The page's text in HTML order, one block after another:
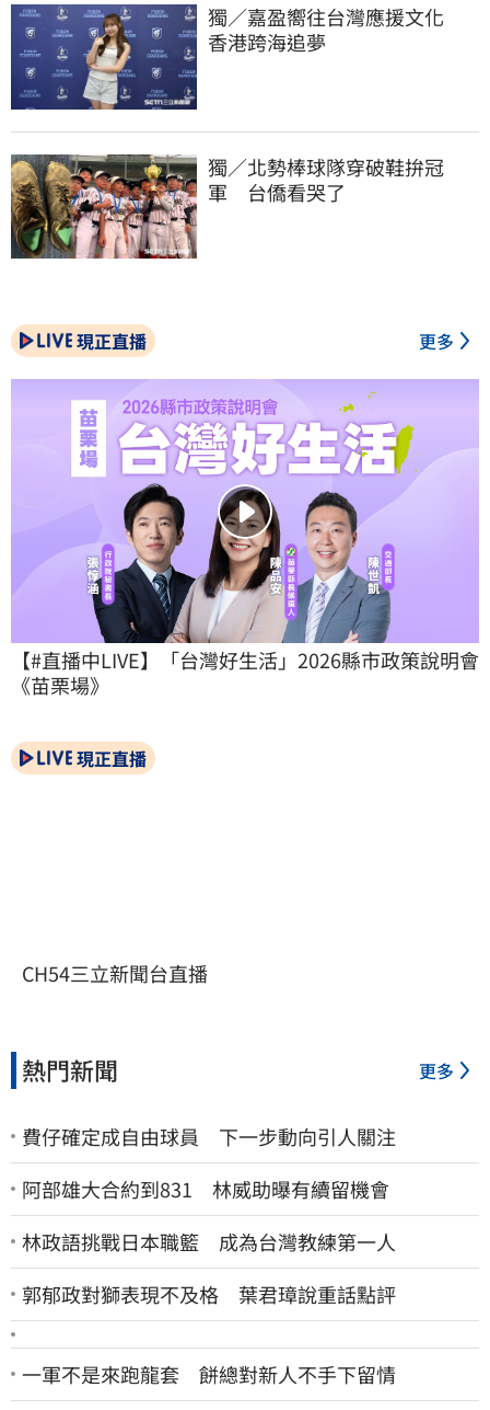
獨／嘉盈嚮往台灣應援文化
香港跨海追夢
獨／北勢棒球隊穿破鞋拚冠
軍　台僑看哭了
現正直播 更多
【#直播中LIVE】「台灣好生活」2026縣市政策說明會
《苗栗場》
現正直播
CH54三立新聞台直播
熱門新聞 更多
費仔確定成自由球員 下一步動向引人關注
阿部雄大合約到831 林威助曝有續留機會
林政語挑戰日本職籃 成為台灣教練第一人
郭郁政對獅表現不及格 葉君璋說重話點評
一軍不是來跑龍套 餅總對新人不手下留情